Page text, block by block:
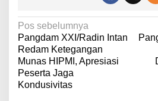
N
a
v
i
Pos sebelumnya
Pangdam XXI/Radin Intan
Redam Ketegangan
Munas HIPMI, Apresiasi
Peserta Jaga
Kondusivitas